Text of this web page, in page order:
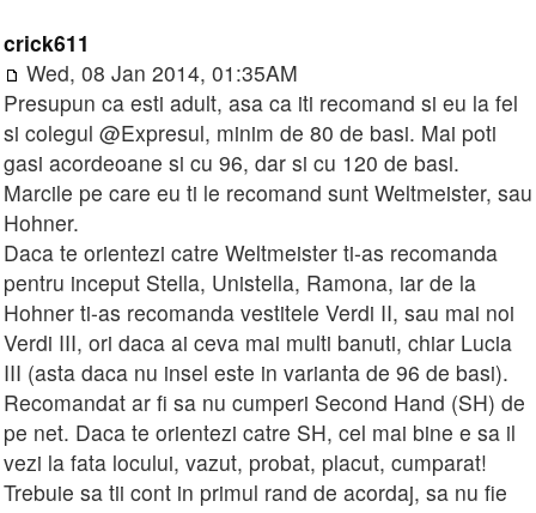
crick611
Wed, 08 Jan 2014, 01:35AM
Presupun ca esti adult, asa ca iti recomand si eu la fel
si colegul @Expresul, minim de 80 de basi. Mai poti
gasi acordeoane si cu 96, dar si cu 120 de basi.
Marcile pe care eu ti le recomand sunt Weltmeister, sau
Hohner.
Daca te orientezi catre Weltmeister ti-as recomanda
pentru inceput Stella, Unistella, Ramona, iar de la
Hohner ti-as recomanda vestitele Verdi II, sau mai noi
Verdi III, ori daca ai ceva mai multi banuti, chiar Lucia
III (asta daca nu insel este in varianta de 96 de basi).
Recomandat ar fi sa nu cumperi Second Hand (SH) de
pe net. Daca te orientezi catre SH, cel mai bine e sa il
vezi la fata locului, vazut, probat, placut, cumparat!
Trebuie sa tii cont in primul rand de acordaj, sa nu fie